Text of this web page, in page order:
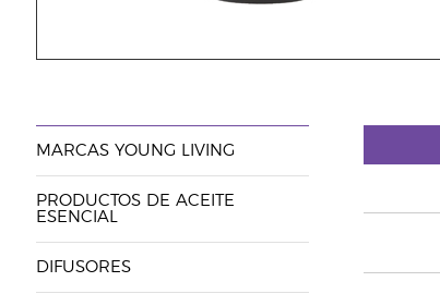
MARCAS YOUNG LIVING
PRODUCTOS DE ACEITE
ESENCIAL
DIFUSORES